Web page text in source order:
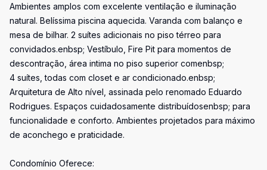
Ambientes amplos com excelente ventilação e iluminação
natural. Belíssima piscina aquecida. Varanda com balanço e
mesa de bilhar. 2 suítes adicionais no piso térreo para
convidados.enbsp; Vestíbulo, Fire Pit para momentos de
descontração, área intima no piso superior comenbsp;
4 suítes, todas com closet e ar condicionado.enbsp;
Arquitetura de Alto nível, assinada pelo renomado Eduardo
Rodrigues. Espaços cuidadosamente distribuídosenbsp; para
funcionalidade e conforto. Ambientes projetados para máximo
de aconchego e praticidade.
Condomínio Oferece: